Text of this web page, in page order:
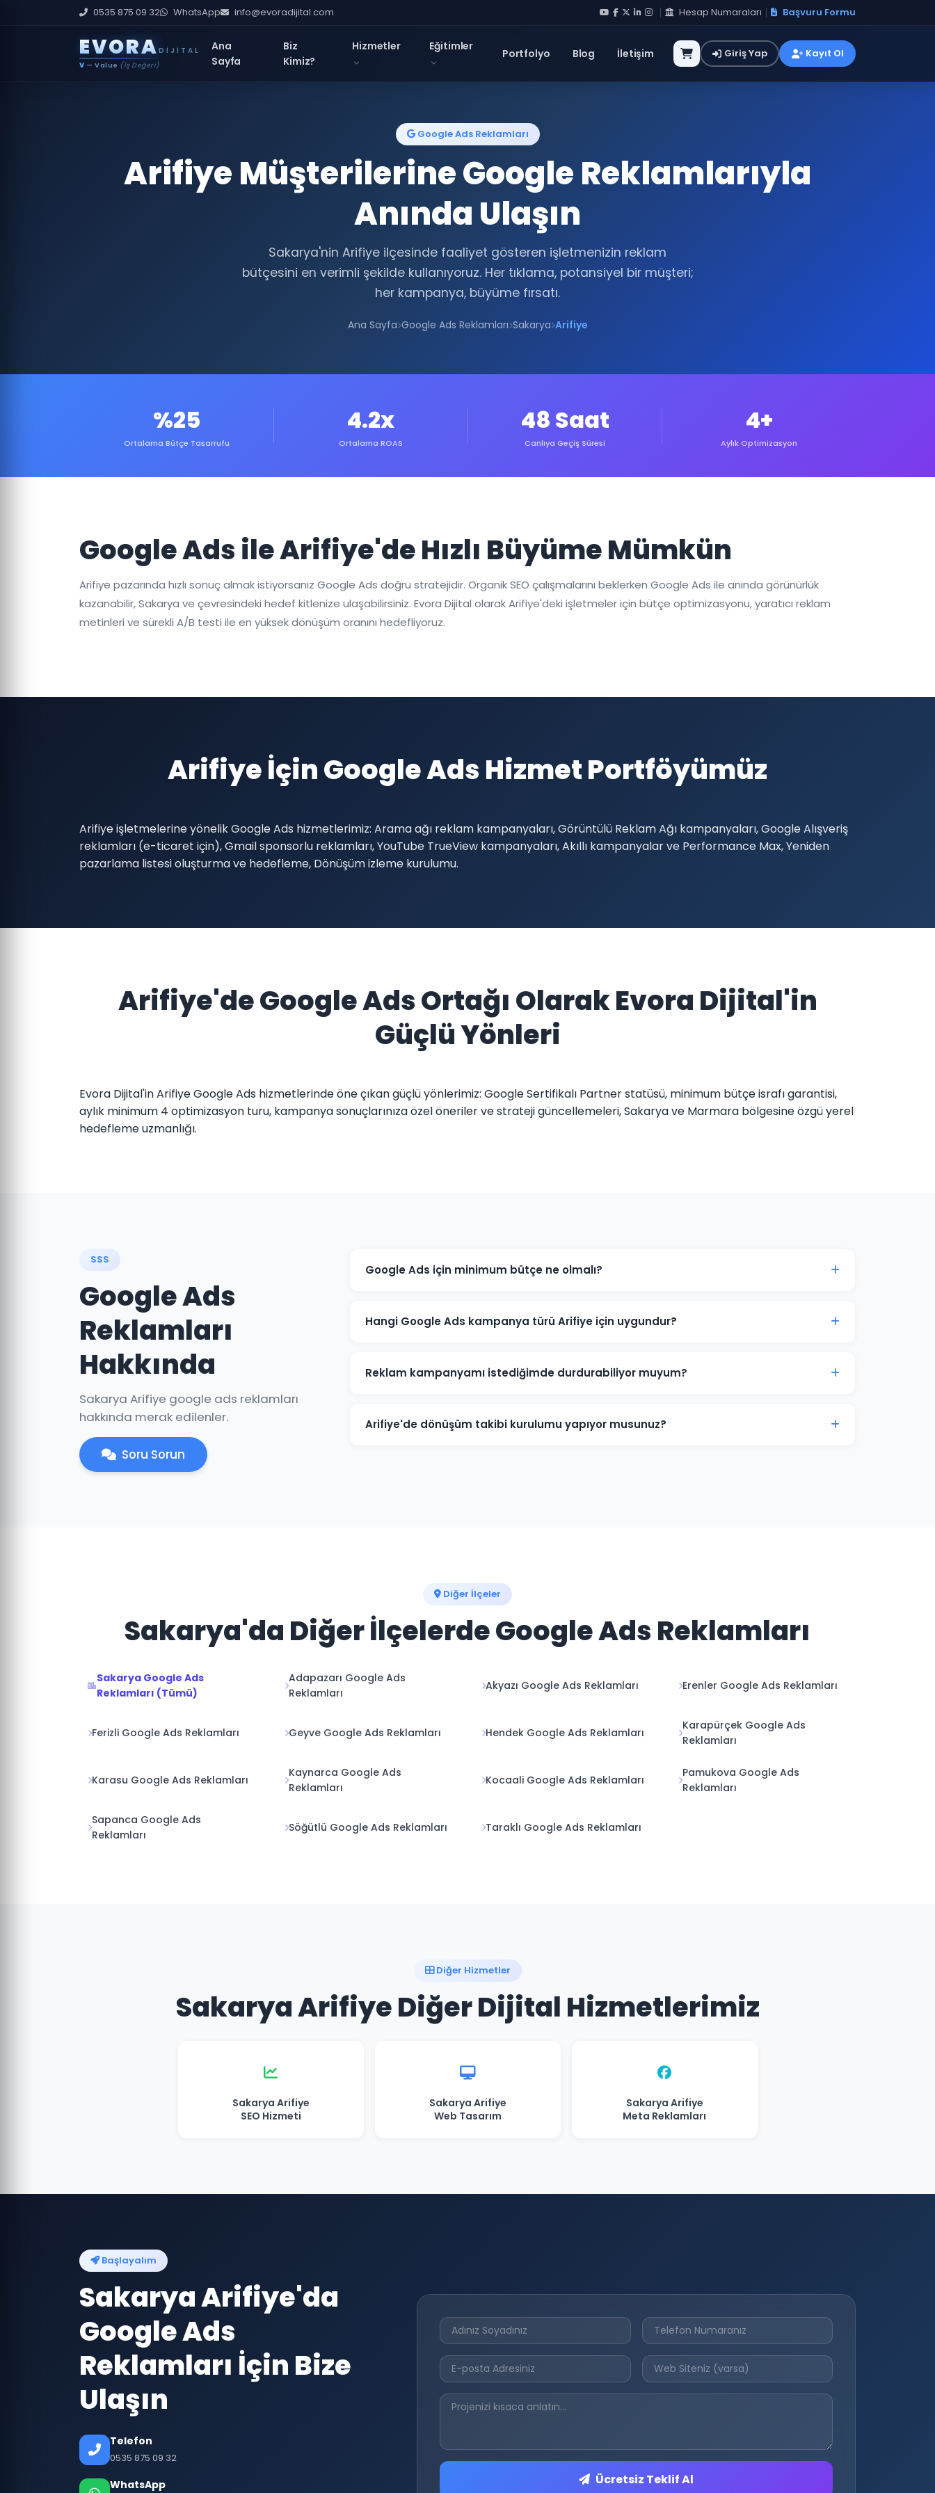
0535 875 09 32 WhatsApp info@evoradijital.com Hesap Numaraları Başvuru Formu
EVORA DIJITAL
V — Value (İş Değeri)
Ana
Sayfa
Biz
Kimiz?
Hizmetler Eğitimler
Portfolyo Blog İletişim Giriş Yap Kayıt Ol
Google Ads Reklamları
Arifiye Müşterilerine Google Reklamlarıyla
Anında Ulaşın
Sakarya'nin Arifiye ilçesinde faaliyet gösteren işletmenizin reklam
bütçesini en verimli şekilde kullanıyoruz. Her tıklama, potansiyel bir müşteri;
her kampanya, büyüme fırsatı.
Ana Sayfa Google Ads Reklamları Sakarya Arifiye
%25
Ortalama Bütçe Tasarrufu
4.2x
Ortalama ROAS
48 Saat
Canlıya Geçiş Süresi
4+
Aylık Optimizasyon
Google Ads ile Arifiye'de Hızlı Büyüme Mümkün
Arifiye pazarında hızlı sonuç almak istiyorsanız Google Ads doğru stratejidir. Organik SEO çalışmalarını beklerken Google Ads ile anında görünürlük
kazanabilir, Sakarya ve çevresindeki hedef kitlenize ulaşabilirsiniz. Evora Dijital olarak Arifiye'deki işletmeler için bütçe optimizasyonu, yaratıcı reklam
metinleri ve sürekli A/B testi ile en yüksek dönüşüm oranını hedefliyoruz.
Arifiye İçin Google Ads Hizmet Portföyümüz
Arifiye işletmelerine yönelik Google Ads hizmetlerimiz: Arama ağı reklam kampanyaları, Görüntülü Reklam Ağı kampanyaları, Google Alışveriş
reklamları (e-ticaret için), Gmail sponsorlu reklamları, YouTube TrueView kampanyaları, Akıllı kampanyalar ve Performance Max, Yeniden
pazarlama listesi oluşturma ve hedefleme, Dönüşüm izleme kurulumu.
Arifiye'de Google Ads Ortağı Olarak Evora Dijital'in
Güçlü Yönleri
Evora Dijital'in Arifiye Google Ads hizmetlerinde öne çıkan güçlü yönlerimiz: Google Sertifikalı Partner statüsü, minimum bütçe israfı garantisi,
aylık minimum 4 optimizasyon turu, kampanya sonuçlarınıza özel öneriler ve strateji güncellemeleri, Sakarya ve Marmara bölgesine özgü yerel
hedefleme uzmanlığı.
SSS
Google Ads
Reklamları
Hakkında
Sakarya Arifiye google ads reklamları
hakkında merak edilenler.
Soru Sorun
Google Ads için minimum bütçe ne olmalı?
rekabete göre bu rakam değişebilir. Ücretsiz bütçe analizi sunuyoruz.
Hangi Google Ads kampanya türü Arifiye için uygundur?
Kampanyalar, e-ticaret için Alışveriş Kampanyaları, marka bilinirliği için Görüntülü Reklam
Reklam kampanyamı istediğimde durdurabiliyor muyum?
sonlandırabilirsiniz. Kampanya durdurulduğunda reklamlar anında yayından kalkar ve bütçe
harcanmaz.
Arifiye'de dönüşüm takibi kurulumu yapıyor musunuz?
Diğer İlçeler
Sakarya'da Diğer İlçelerde Google Ads Reklamları
Sakarya Google Ads
Reklamları (Tümü)
Adapazarı Google Ads
Reklamları
Akyazı Google Ads Reklamları Erenler Google Ads Reklamları
Ferizli Google Ads Reklamları Geyve Google Ads Reklamları Hendek Google Ads Reklamları
Karapürçek Google Ads
Reklamları
Karasu Google Ads Reklamları
Kaynarca Google Ads
Reklamları
Kocaali Google Ads Reklamları
Pamukova Google Ads
Reklamları
Sapanca Google Ads
Reklamları
Söğütlü Google Ads Reklamları Taraklı Google Ads Reklamları
Diğer Hizmetler
Sakarya Arifiye Diğer Dijital Hizmetlerimiz
Sakarya Arifiye
SEO Hizmeti
Sakarya Arifiye
Web Tasarım
Sakarya Arifiye
Meta Reklamları
Başlayalım
Sakarya Arifiye'da
Google Ads
Reklamları İçin Bize
Ulaşın
Telefon
0535 875 09 32
WhatsApp Ücretsiz Teklif Al